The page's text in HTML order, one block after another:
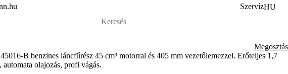
SzervízHU
Megosztás
B benzines láncfűrész 45 cm³ motorral és 405 mm vezetőlemezzel. Erőteljes 1,7
olajozás, profi vágás.